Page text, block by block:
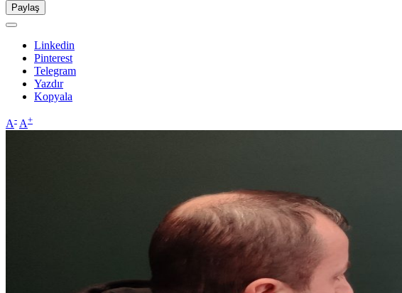
Paylaş
Linkedin
Pinterest
Telegram
Yazdır
Kopyala
A- A+